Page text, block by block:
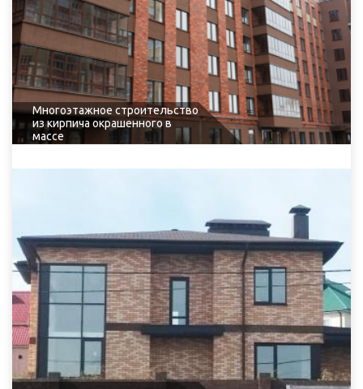
Многоэтажное строительство
из кирпича окрашенного в
массе